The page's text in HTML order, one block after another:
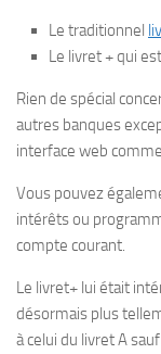
Le traditionnel
Le livret + qui
Rien de spécial
autres banques
interface web
Vous pouvez
intérêts ou
compte courant.
Le livret+ lui était
désormais plus
à celui du livret A